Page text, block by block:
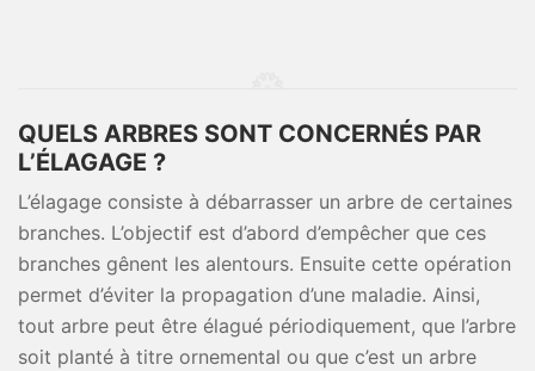
QUELS ARBRES SONT CONCERNÉS PAR
L’ÉLAGAGE ?
L’élagage consiste à débarrasser un arbre de certaines
branches. L’objectif est d’abord d’empêcher que ces
branches gênent les alentours. Ensuite cette opération
permet d’éviter la propagation d’une maladie. Ainsi,
tout arbre peut être élagué périodiquement, que l’arbre
soit planté à titre ornemental ou que c’est un arbre